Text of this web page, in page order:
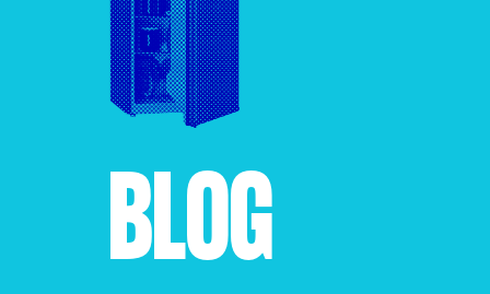
BLOG
CASES DE COLÒNIES
ACCIÓ SOCIAL I JOVES
ESPLAIS